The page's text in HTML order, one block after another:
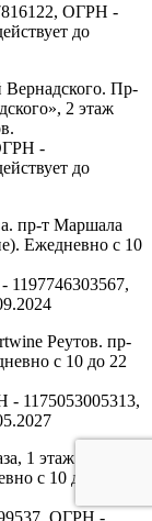
ОГРН -
до
Пр-
2 этаж
-
до
пр-т Маршала
Ежедневно с 10
Реутов. пр-
с 10 до 22
1175053005313,
1 этаж.
с 10 до 22
ОГРН -